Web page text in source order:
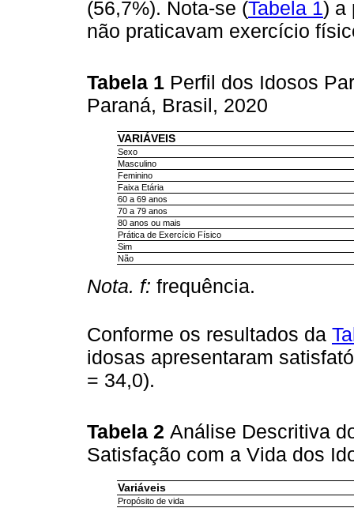
(56,7%). Nota-se (Tabela 1) a
não praticavam exercício
Tabela 1 Perfil dos Idosos
Paraná, Brasil, 2020
VARIÁVEIS
Sexo
Masculino
Feminino
Faixa Etária
60 a 69 anos
70 a 79 anos
80 anos ou mais
Prática de Exercício Físico
Sim
Não
Nota. f: frequência.
Conforme os resultados da
idosas apresentaram
= 34,0).
Tabela 2 Análise Descritiva
Satisfação com a Vida dos
Variáveis
Propósito de vida